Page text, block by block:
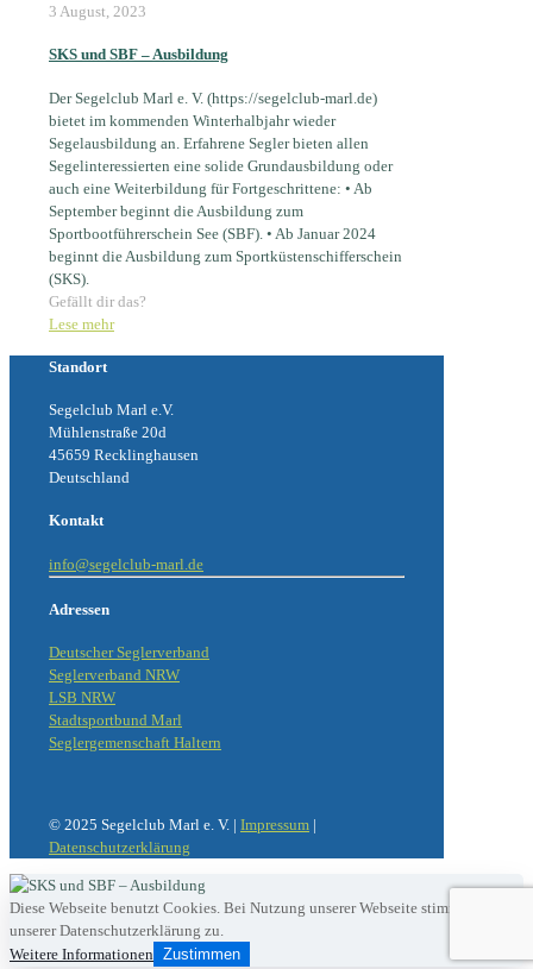
3 August, 2023
SKS und SBF – Ausbildung
Der Segelclub Marl e. V. (https://segelclub-marl.de)
bietet im kommenden Winterhalbjahr wieder
Segelausbildung an. Erfahrene Segler bieten allen
Segelinteressierten eine solide Grundausbildung oder
auch eine Weiterbildung für Fortgeschrittene: • Ab
September beginnt die Ausbildung zum
Sportbootführerschein See (SBF). • Ab Januar 2024
beginnt die Ausbildung zum Sportküstenschifferschein
(SKS).
Gefällt dir das?
Lese mehr
Standort
Segelclub Marl e.V.
Mühlenstraße 20d
45659 Recklinghausen
Deutschland
Kontakt
info@segelclub-marl.de
Adressen
Deutscher Seglerverband
Seglerverband NRW
LSB NRW
Stadtsportbund Marl
Seglergemenschaft Haltern
© 2025 Segelclub Marl e. V. | Impressum |
Datenschutzerklärung
Diese Webseite benutzt Cookies. Bei Nutzung unserer Webseite stimmst du
unserer Datenschutzerklärung zu.
Weitere Informationen Zustimmen